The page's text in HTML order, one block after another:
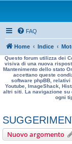
FAQ
Home Indice
Questo forum utilizza dei
visiva di una nuova
Mantenimento dello stato
accettano queste
software phpBB, relativi
Youtube, ImageShack,
altri siti. La navigazione su
ogni
Nuovo argomento